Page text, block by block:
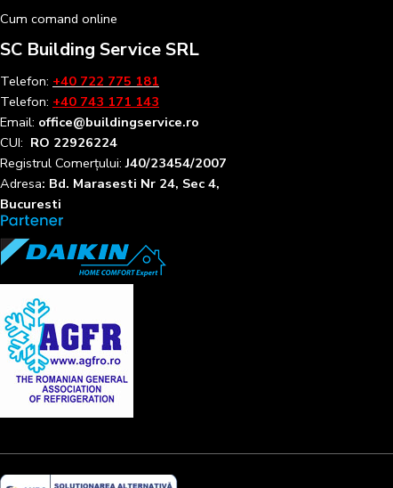
Cum comand online
SC Building Service SRL
Telefon: +40 722 775 181
Telefon: +40 743 171 143
Email: office@buildingservice.ro
CUI: RO 22926224
Registrul Comerțului:J40/23454/2007
Adresa: Bd. Marasesti Nr 24, Sec 4,
Bucuresti